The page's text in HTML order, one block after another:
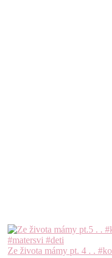
Ze života mámy pt. 4 . .